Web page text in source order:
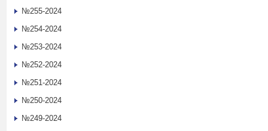
№255-2024
№254-2024
№253-2024
№252-2024
№251-2024
№250-2024
№249-2024